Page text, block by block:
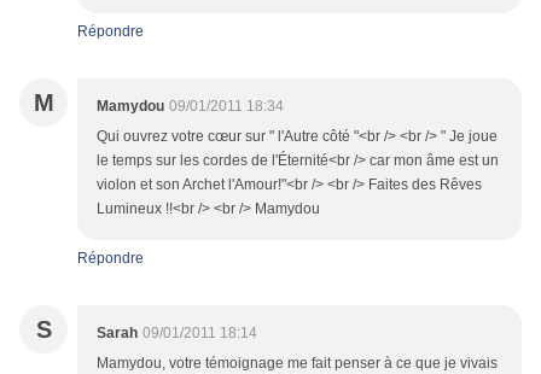
Répondre
M Mamydou 09/01/2011 18:34
Qui ouvrez votre cœur sur " l'Autre côté "<br /> <br /> " Je joue
le temps sur les cordes de l'Éternité<br /> car mon âme est un
violon et son Archet l'Amour!"<br /> <br /> Faites des Rêves
Lumineux !!<br /> <br /> Mamydou
Répondre
S Sarah 09/01/2011 18:14
Mamydou, votre témoignage me fait penser à ce que je vivais